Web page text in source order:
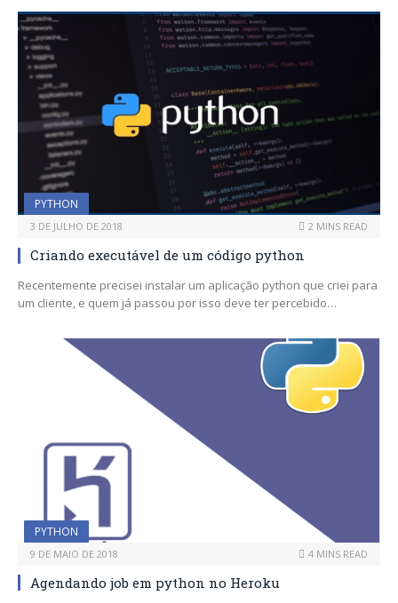
PYTHON
3 DE JULHO DE 2018 2 MINS READ
Criando executável de um código python
Recentemente precisei instalar um aplicação python que criei para
um cliente, e quem já passou por isso deve ter percebido…
PYTHON
9 DE MAIO DE 2018 4 MINS READ
Agendando job em python no Heroku